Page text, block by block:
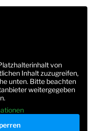
von
Inhalt zuzugreifen,
unten. Bitte beachten
weitergegeben